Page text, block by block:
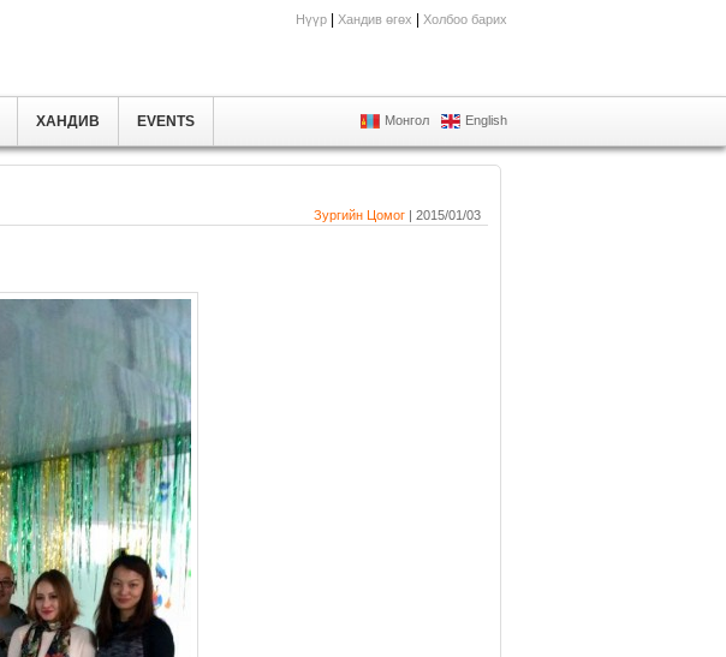
Монгол English
Нүүр Хандив өгөх Холбоо барих
ХАНДИВ EVENTS
Зургийн Цомог | 2015/01/03